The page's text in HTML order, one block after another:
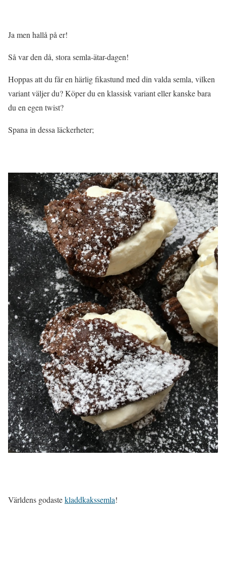
Ja men hallå på er!
Så var den då, stora semla-ätar-dagen!
Hoppas att du får en härlig fikastund med din valda semla, vilken
variant väljer du? Köper du en klassisk variant eller kanske bara
du en egen twist?
Spana in dessa läckerheter;
Världens godastekladdkakssemla!